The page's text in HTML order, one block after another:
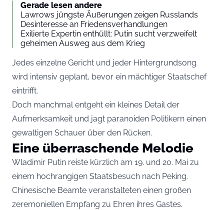
Gerade lesen andere
Lawrows jüngste Äußerungen zeigen Russlands
Desinteresse an Friedensverhandlungen
Exilierte Expertin enthüllt: Putin sucht verzweifelt
geheimen Ausweg aus dem Krieg
Jedes einzelne Gericht und jeder Hintergrundsong
wird intensiv geplant, bevor ein mächtiger Staatschef
eintrifft.
Doch manchmal entgeht ein kleines Detail der
Aufmerksamkeit und jagt paranoiden Politikern einen
gewaltigen Schauer über den Rücken.
Eine überraschende Melodie
Wladimir Putin reiste kürzlich am 19. und 20. Mai zu
einem hochrangigen Staatsbesuch nach Peking.
Chinesische Beamte veranstalteten einen großen
zeremoniellen Empfang zu Ehren ihres Gastes.